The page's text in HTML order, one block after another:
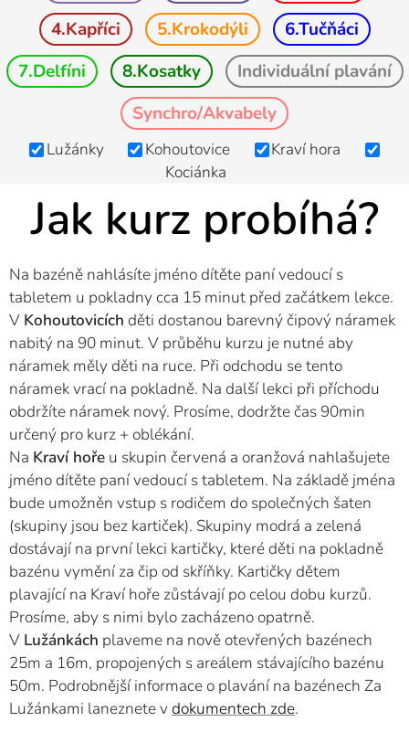
4.Kapříci 5.Krokodýli
6.Tučňáci
7.Delfíni
8.Kosatky
Individuální plavání
Synchro/Akvabely
Lužánky Kohoutovice
Kraví hora
Kociánka
Jak kurz probíhá?
Na bazéně nahlásíte jméno dítěte paní vedoucí s
tabletem u pokladny cca 15 minut před začátkem lekce.
V Kohoutovicích děti dostanou barevný čipový náramek
nabitý na 90 minut. V průběhu kurzu je nutné aby
náramek měly děti na ruce. Při odchodu se tento
náramek vrací na pokladně. Na další lekci při příchodu
obdržíte náramek nový. Prosíme, dodržte čas 90min
určený pro kurz + oblékání.
Na Kraví hoře u skupin červená a oranžová nahlašujete
jméno dítěte paní vedoucí s tabletem. Na základě jména
bude umožněn vstup s rodičem do společných šaten
(skupiny jsou bez kartiček). Skupiny modrá a zelená
dostávají na první lekci kartičky, které děti na pokladně
bazénu vymění za čip od skříňky. Kartičky dětem
plavající na Kraví hoře zůstávají po celou dobu kurzů.
Prosíme, aby s nimi bylo zacházeno opatrně.
V Lužánkách plaveme na nově otevřených bazénech
25m a 16m, propojených s areálem stávajícího bazénu
50m. Podrobnější informace o plavání na bazénech Za
Lužánkami laneznete vdokumentech zde.